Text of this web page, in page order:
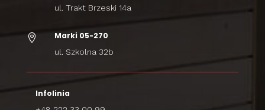
ul. Trakt Brzeski 14a
 Marki 05-270
ul. Szkolna 32b
Infolinia